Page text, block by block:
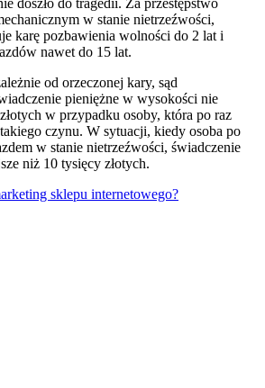
w stanie nietrzeźwości,
karę pozbawienia wolności do 2 lat i
nawet do 15 lat.
od orzeczonej kary, sąd
pieniężne w wysokości nie
w przypadku osoby, która po raz
czynu. W sytuacji, kiedy osoba po
w stanie nietrzeźwości, świadczenie
niż 10 tysięcy złotych.
sklepu internetowego?